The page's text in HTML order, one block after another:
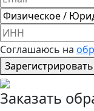
Соглашаюсь на
Заказать